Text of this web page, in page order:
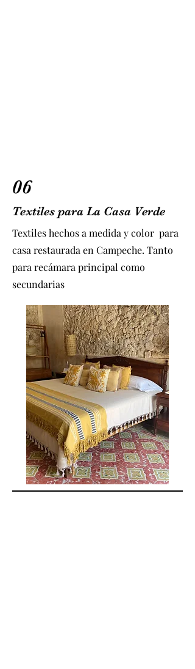
06
Textiles para La Casa Verde
Textiles hechos a medida y color para
casa restaurada en Campeche. Tanto
para recámara principal como
secundarias